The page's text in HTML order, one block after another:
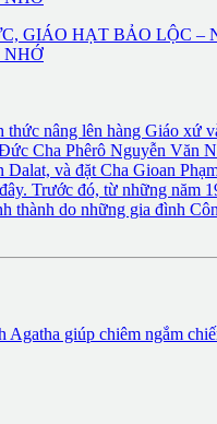
GIÁO HẠT BẢO LỘC –
nâng lên hàng Giáo xứ
Cha Phêrô Nguyễn Văn
Dalat, và đặt Cha Gioan
Trước đó, từ những năm
thành do những gia đình
giúp chiêm ngắm